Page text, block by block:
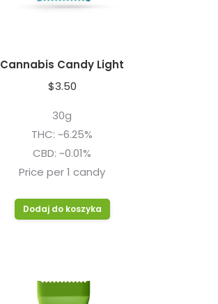
Cannabis Candy Light
$3.50
30g
THC: ~6.25%
CBD: ~0.01%
Price per 1 candy
Dodaj do koszyka